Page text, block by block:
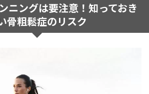
ニングは要注意！知っておき
骨粗鬆症のリスク